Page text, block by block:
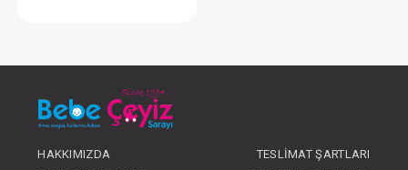
OLUNUZ
HAKKIMIZDA
TESLIMAT ŞARTLARI